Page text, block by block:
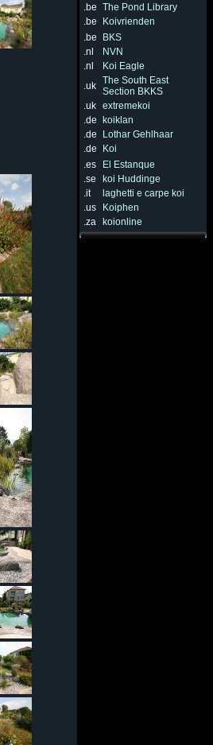
.be The Pond Library
.be
Koivrienden
.be
BKS
.nl
NVN
.nl
Koi Eagle
.uk The South East
Section BKKS
.uk extremekoi
.de
koiklan
.de
Lothar Gehlhaar
.de
Koi
.es
El Estanque
.se
koi Huddinge
.it
laghetti e carpe koi
.us
Koiphen
.za
koionline